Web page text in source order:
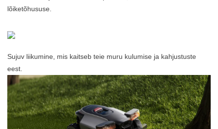
lõiketõhususe.
Sujuv liikumine, mis kaitseb teie muru kulumise ja kahjustuste
eest.